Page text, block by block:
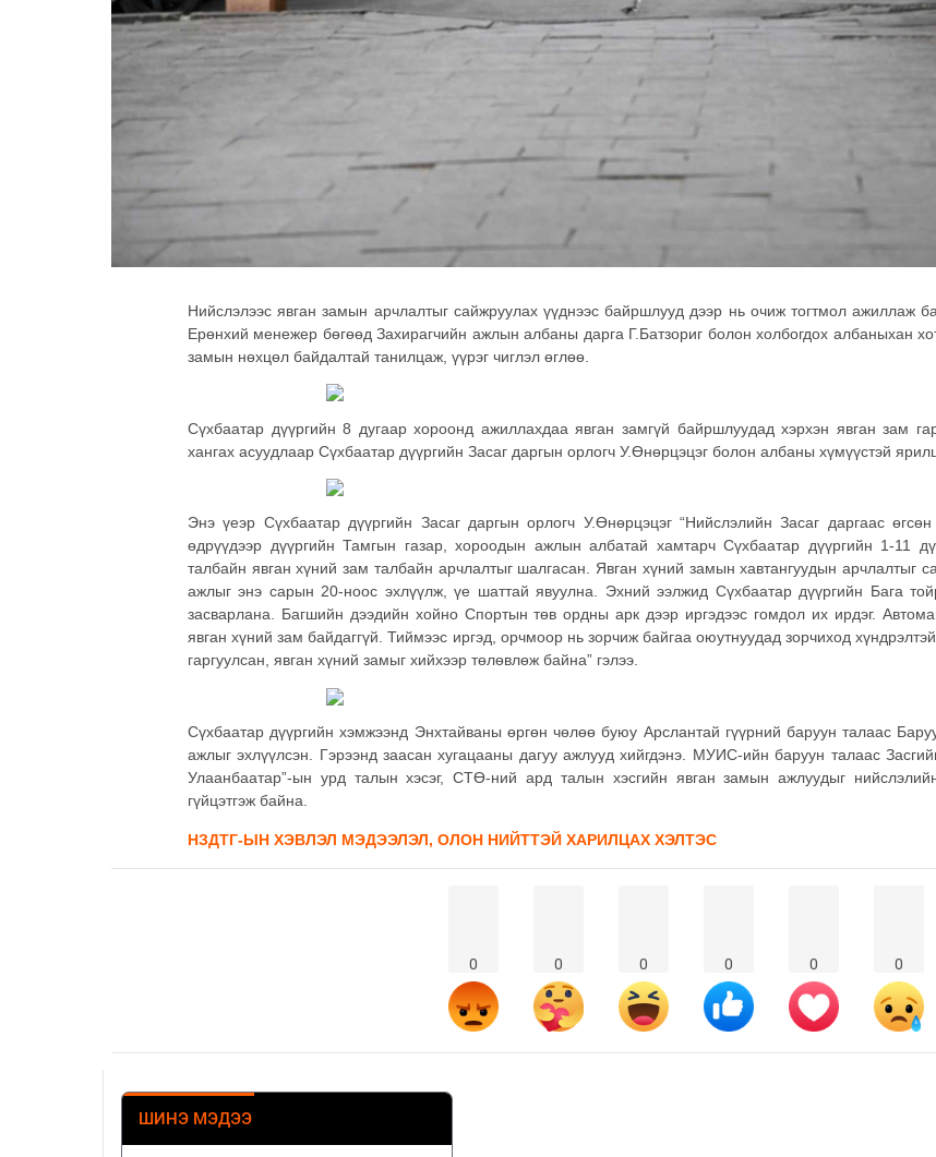
Нийслэлээс явган замын арчлалтыг сайжруулах үүднээс байршлууд дээр нь очиж тогтмол ажиллаж
Ерөнхий менежер бөгөөд Захирагчийн ажлын албаны дарга Г.Батзориг болон холбогдох албаныхан
замын нөхцөл байдалтай танилцаж, үүрэг чиглэл өглөө.
Сүхбаатар дүүргийн 8 дугаар хороонд ажиллахдаа явган замгүй байршлуудад хэрхэн явган зам
хангах асуудлаар Сүхбаатар дүүргийн Засаг даргын орлогч У.Өнөрцэцэг болон албаны хүмүүстэй
Энэ үеэр Сүхбаатар дүүргийн Засаг даргын орлогч У.Өнөрцэцэг “Нийслэлийн Засаг даргаас
өдрүүдээр дүүргийн Тамгын газар, хороодын ажлын албатай хамтарч Сүхбаатар дүүргийн 1-11
талбайн явган хүний зам талбайн арчлалтыг шалгасан. Явган хүний замын хавтангуудын арчлалтыг
ажлыг энэ сарын 20-ноос эхлүүлж, үе шаттай явуулна. Эхний ээлжид Сүхбаатар дүүргийн Бага
засварлана. Багшийн дээдийн хойно Спортын төв ордны арк дээр иргэдээс гомдол их ирдэг.
явган хүний зам байдаггүй. Тиймээс иргэд, орчмоор нь зорчиж байгаа оюутнуудад зорчиход
гаргуулсан, явган хүний замыг хийхээр төлөвлөж байна” гэлээ.
Сүхбаатар дүүргийн хэмжээнд Энхтайваны өргөн чөлөө буюу Арслантай гүүрний баруун талаас
ажлыг эхлүүлсэн. Гэрээнд заасан хугацааны дагуу ажлууд хийгдэнэ. МУИС-ийн баруун талаас
Улаанбаатар”-ын урд талын хэсэг, СТӨ-ний ард талын хэсгийн явган замын ажлуудыг
гүйцэтгэж байна.
НЗДТГ-ЫН ХЭВЛЭЛ МЭДЭЭЛЭЛ, ОЛОН НИЙТТЭЙ ХАРИЛЦАХ ХЭЛТЭС
0 0 0 0 0 0
ШИНЭ МЭДЭЭ